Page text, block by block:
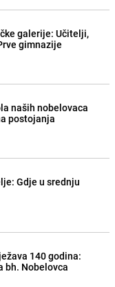
galerije: Učitelji,
gimnazije
naših nobelovaca
postojanja
Gdje u srednju
140 godina:
bh. Nobelovca